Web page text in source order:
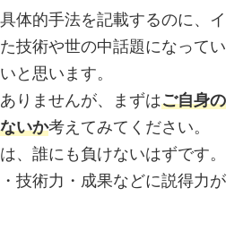
体的手法を記載するのに、イ
技術や世の中話題になってい
と思います。
りませんが、まずはご自身の
いか考えてみてください。
、誰にも負けないはずです。
技術力・成果などに説得力が